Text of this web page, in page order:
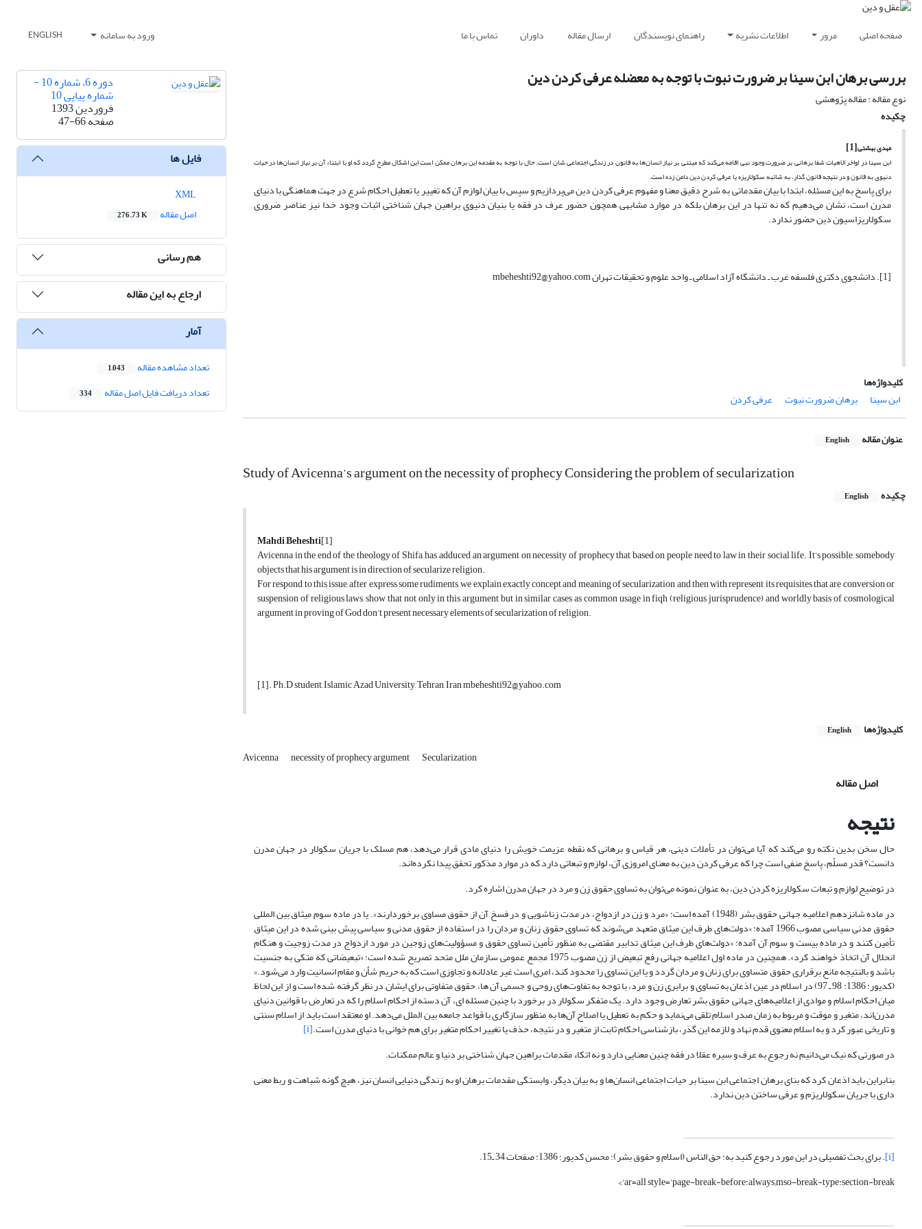
صفحه اصلی مرور اطلاعات نشریه راهنمای نویسندگان ارسال مقاله داوران تماس با ما ورود به سامانه ENGLISH
بررسی برهان ابن سینا بر ضرورت نبوت با توجه به معضله عرفی کردن دین
نوع مقاله : مقاله پژوهشی
چکیده
مهدی بهشتی[1]
ابن سینا در اواخر الاهیات شفا برهانی بر ضرورت وجود نبی اقامه می‌کند که مبتنی بر نیاز انسان‌ها به قانون در زندگی اجتماعی شان است. حال با توجه به مقدمه این برهان ممکن است این اشکال مطرح گردد که او با ابتناء آن بر نیاز انسان‌ها در حیات
دنیوی به قانون و در نتیجه قانون گذار، به شائبه سکولاریزه یا عرفی کردن دین دامن زده است.
برای پاسخ به این مسئله، ابتدا با بیان مقدماتی به شرح دقیق معنا و مفهوم عرفی کردن دین می‌پردازیم و سپس با بیان لوازم آن که تغییر یا تعطیل احکام شرع در جهت هماهنگی با دنیای
مدرن است، نشان می‌دهیم که نه تنها در این برهان بلکه در موارد مشابهی همچون حضور عرف در فقه یا بنیان دنیوی براهین جهان شناختی اثبات وجود خدا نیز عناصر ضروری
سکولاریزاسیون دین حضور ندارد.
[1]. دانشجوی دکتری فلسفه غرب ـ دانشگاه آزاد اسلامی ـ واحد علوم و تحقیقات تهران mbeheshti92@yahoo.com
کلیدواژه‌ها
ابن سینا
برهان ضرورت نبوت عرفی کردن
عنوان مقاله English
Study of Avicenna’s argument on the necessity of prophecy Considering the problem of secularization
چکیده English
Mahdi Beheshti[1]
Avicenna in the end of the theology of Shifa, has adduced an argument on necessity of prophecy that based on people need to law in their social life. It’s possible, somebody
objects that his argument is in direction of secularize religion.
For respond to this issue, after express some rudiments, we explain exactly concept and meaning of secularization and then with represent its requisites that are conversion or
suspension of religious laws, show that not only in this argument but in similar cases as common usage in fiqh (religious jurisprudence) and worldly basis of cosmological
argument in proving of God don’t present necessary elements of secularization of religion.
[1]. Ph.D student, Islamic Azad University, Tehran, Iran mbeheshti92@yahoo.com
کلیدواژه‌ها English
Avicenna necessity of prophecy argument Secularization
اصل مقاله
نتیجه
حال سخن بدین نکته رو می‌کند که آیا می‌توان در تأملات دینی، هر قیاس و برهانی که نقطه عزیمت خویش را دنیای مادی قرار می‌دهد، هم مسلک با جریان سکولار در جهان مدرن
دانست؟ قدر مسلّم، پاسخ منفی است چرا که عرفی کردن دین به معنای امروزی آن، لوازم و تبعاتی دارد که در موارد مذکور تحقق پیدا نکرده‌اند.
در توضیح لوازم و تبعات سکولاریزه کردن دین، به عنوان نمونه می‌توان به تساوی حقوق زن و مرد در جهان مدرن اشاره کرد.
در ماده شانزدهم اعلامیه جهانی حقوق بشر (1948) آمده است: «مرد و زن در ازدواج، در مدت زناشویی و در فسخ آن از حقوق مساوی برخوردارند». یا در ماده سوم میثاق بین المللی
حقوق مدنی سیاسی مصوب 1966 آمده: «دولت‌های طرف این میثاق متعهد می‌شوند که تساوی حقوق زنان و مردان را در استفاده از حقوق مدنی و سیاسی پیش بینی شده در این میثاق
تأمین کنند و در ماده بیست و سوم آن آمده: «دولت‌های طرف این میثاق تدابیر مقتضی به منظور تأمین تساوی حقوق و مسؤولیت‌های زوجین در مورد ازدواج در مدت زوجیت و هنگام
انحلال آن اتخاذ خواهند کرد». همچنین در ماده اول اعلامیه جهانی رفع تبعیض از زن مصوب 1975 مجمع عمومی سازمان ملل متحد تصریح شده است: «تبعیضاتی که متکی به جنسیت
باشد و بالنتیجه مانع برقراری حقوق متساوی برای زنان و مردان گردد و یا این تساوی را محدود کند، امری است غیر عادلانه و تجاوزی است که به حریم شأن و مقام انسانیت وارد می‌شود.»
(کدیور: 1386: 98 ـ 97) در اسلام در عین اذعان به تساوی و برابری زن و مرد، با توجه به تفاوت‌های روحی و جسمی آن ها، حقوق متفاوتی برای ایشان در نظر گرفته شده است و از این لحاظ
میان احکام اسلام و موادی از اعلامیه‌های جهانی حقوق بشر تعارض وجود دارد. یک متفکر سکولار در برخورد با چنین مسئله ای، آن دسته از احکام اسلام را که در تعارض با قوانین دنیای
مدرن‌اند، متغیر و موقت و مربوط به زمان صدر اسلام تلقی می‌نماید و حکم به تعطیل یا اصلاح آن‌ها به منظور سازگاری با قواعد جامعه بین الملل می‌دهد. او معتقد است باید از اسلام سنتی
و تاریخی عبور کرد و به اسلام معنوی قدم نهاد و لازمه این گذر، بازشناسی احکام ثابت از متغیر و در نتیجه، حذف یا تغییر احکام متغیر برای هم خوانی با دنیای مدرن است.[i]
در صورتی که نیک می‌دانیم نه رجوع به عرف و سیره عقلا در فقه چنین معنایی دارد و نه اتکاء مقدمات براهین جهان شناختی بر دنیا و عالم ممکنات.
بنابراین باید اذعان کرد که بنای برهان اجتماعی ابن سینا بر حیات اجتماعی انسان‌ها و به بیان دیگر، وابستگی مقدمات برهان او به زندگی دنیایی انسان نیز، هیچ گونه شباهت و ربط معنی
داری با جریان سکولاریزم و عرفی ساختن دین ندارد.
[i] . برای بحث تفصیلی در این مورد رجوع کنید به: حق الناس (اسلام و حقوق بشر)؛ محسن کدیور؛ 1386: صفحات 34 ـ15.
ar=all style='page-break-before:always;mso-break-type:section-break'>
دوره 6، شماره 10 -
شماره پیاپی 10
فروردین 1393
صفحه47-66
فایل ها
اصل مقاله
276.73 K
هم رسانی
ارجاع به این مقاله
آمار
تعداد مشاهده مقاله 1,043
تعداد دریافت فایل اصل مقاله 334